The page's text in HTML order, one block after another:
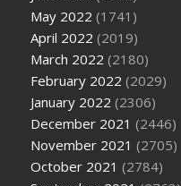
May 2022 (1741)
April 2022 (2019)
March 2022 (2180)
February 2022 (2029)
January 2022 (2306)
December 2021 (2446)
November 2021 (2705)
October 2021 (2784)